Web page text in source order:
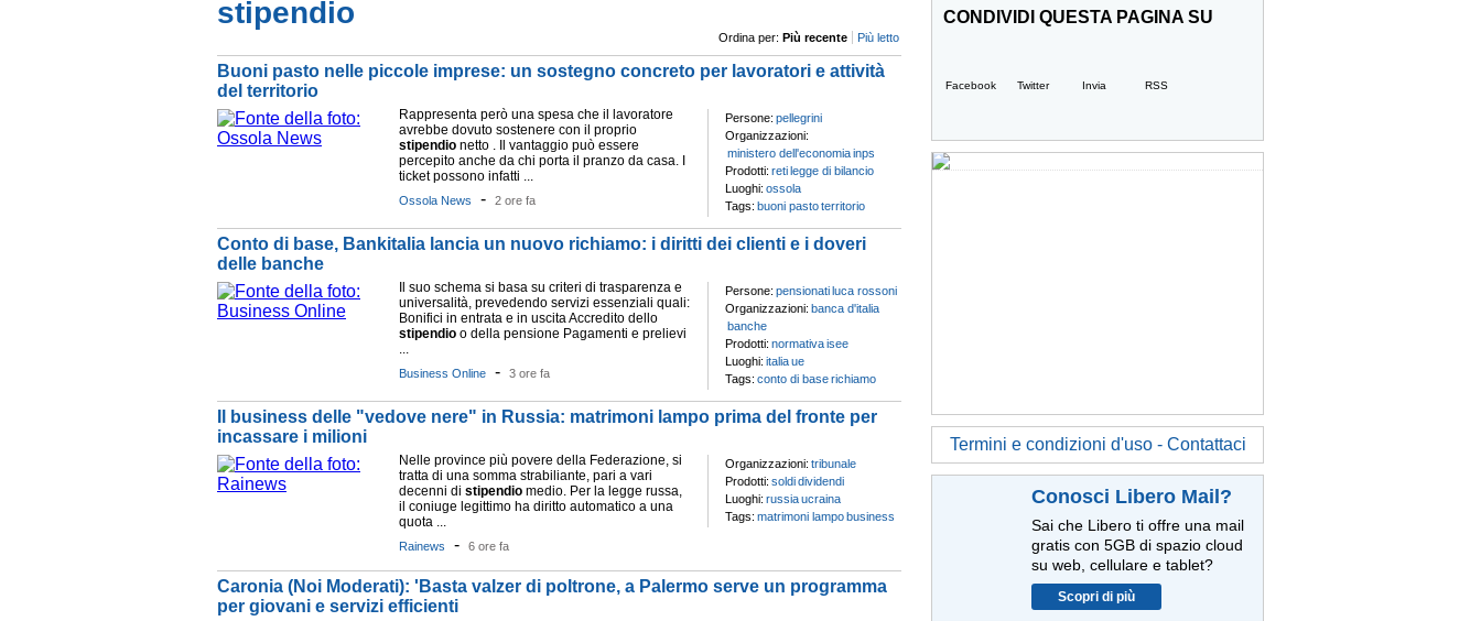
stipendio
Ordina per: Più recente Più letto
Buoni pasto nelle piccole imprese: un sostegno concreto per lavoratori e attività
del territorio
Rappresenta però una spesa che il lavoratore
avrebbe dovuto sostenere con il proprio
stipendio netto . Il vantaggio può essere
percepito anche da chi porta il pranzo da casa. I
ticket possono infatti ...
Ossola News - 2 ore fa
Persone: pellegrini
Organizzazioni:
ministero dell'economiainps
Prodotti: retilegge di bilancio
Luoghi: ossola
Tags: buoni pastoterritorio
Conto di base, Bankitalia lancia un nuovo richiamo: i diritti dei clienti e i doveri
delle banche
Il suo schema si basa su criteri di trasparenza e
universalità, prevedendo servizi essenziali quali:
Bonifici in entrata e in uscita Accredito dello
stipendio o della pensione Pagamenti e prelievi
...
Business Online - 3 ore fa
Persone: pensionatiluca rossoni
Organizzazioni: banca d'italia
banche
Prodotti: normativaisee
Luoghi: italiaue
Tags: conto di baserichiamo
Il business delle "vedove nere" in Russia: matrimoni lampo prima del fronte per
incassare i milioni
Nelle province più povere della Federazione, si
tratta di una somma strabiliante, pari a vari
decenni di stipendio medio. Per la legge russa,
il coniuge legittimo ha diritto automatico a una
quota ...
Rainews - 6 ore fa
Organizzazioni: tribunale
Prodotti: soldidividendi
Luoghi: russiaucraina
Tags: matrimoni lampobusiness
Caronia (Noi Moderati): 'Basta valzer di poltrone, a Palermo serve un programma
per giovani e servizi efficienti
CONDIVIDI QUESTA PAGINA SU
Facebook Twitter Invia RSS
Termini e condizioni d'uso - Contattaci
Conosci Libero Mail?
Sai che Libero ti offre una mail
gratis con 5GB di spazio cloud
su web, cellulare e tablet?
Scopri di più